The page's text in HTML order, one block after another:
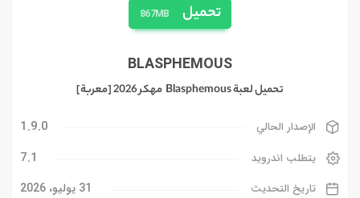
تحميل 867MB
BLASPHEMOUS
تحميل لعبة Blasphemous مهكر 2026 [معربة]
الإصدار الحالي 1.9.0
يتطلب اندرويد 7.1
تاريخ التحديث 31 يوليو، 2026